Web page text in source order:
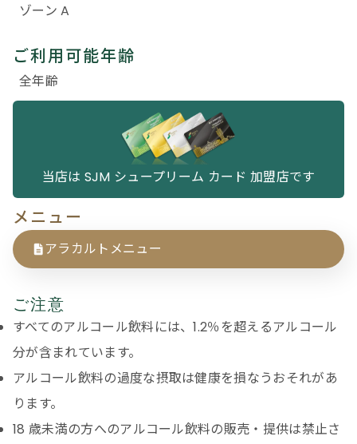
ゾーン A
ご利用可能年齢
全年齢
当店は SJM シュープリーム カード 加盟店です
メニュー
アラカルトメニュー
ご注意
すべてのアルコール飲料には、1.2％を超えるアルコール
分が含まれています。
アルコール飲料の過度な摂取は健康を損なうおそれがあ
ります。
18 歳未満の方へのアルコール飲料の販売・提供は禁止さ